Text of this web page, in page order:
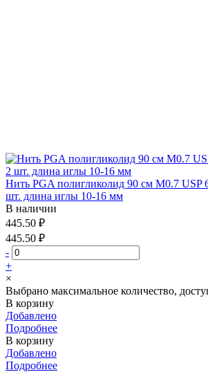
Нить PGA полигликолид 90 см М0.7 USP
шт. длина иглы 10-16 мм
В наличии
445.50 ₽
445.50 ₽
-
+
×
Выбрано максимальное количество,
В корзину
Добавлено
Подробнее
В корзину
Добавлено
Подробнее